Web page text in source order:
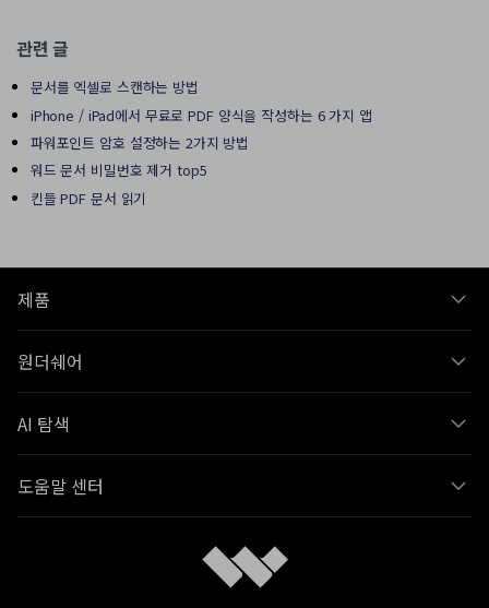
관련 글
문서를 엑셀로 스캔하는 방법
iPhone / iPad에서 무료로 PDF 양식을 작성하는 6 가지 앱
파워포인트 암호 설정하는 2가지 방법
워드 문서 비밀번호 제거 top5
킨들 PDF 문서 읽기
제품
원더쉐어
AI 탐색
도움말 센터